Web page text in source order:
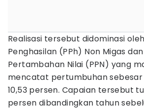
Realisasi tersebut didominasi
Penghasilan (PPh) Non Migas
Pertambahan Nilai (PPN) yang
mencatat pertumbuhan sebesar
10,53 persen. Capaian tersebut
persen dibandingkan tahun